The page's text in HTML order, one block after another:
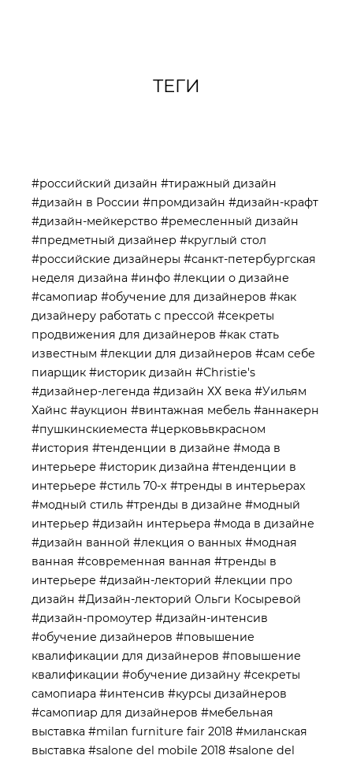
ТЕГИ
#российский дизайн #тиражный дизайн
#дизайн в России #промдизайн #дизайн-крафт
#дизайн-мейкерство #ремесленный дизайн
#предметный дизайнер #круглый стол
#российские дизайнеры #санкт-петербургская
неделя дизайна #инфо #лекции о дизайне
#самопиар #обучение для дизайнеров #как
дизайнеру работать с прессой #секреты
продвижения для дизайнеров #как стать
известным #лекции для дизайнеров #сам себе
пиарщик #историк дизайн #Christie's
#дизайнер-легенда #дизайн ХХ века #Уильям
Хайнс #аукцион #винтажная мебель #аннакерн
#пушкинскиеместа #церковьвкрасном
#история #тенденции в дизайне #мода в
интерьере #историк дизайна #тенденции в
интерьере #стиль 70-х #тренды в интерьерах
#модный стиль #тренды в дизайне #модный
интерьер #дизайн интерьера #мода в дизайне
#дизайн ванной #лекция о ванных #модная
ванная #современная ванная #тренды в
интерьере #дизайн-лекторий #лекции про
дизайн #Дизайн-лекторий Ольги Косыревой
#дизайн-промоутер #дизайн-интенсив
#обучение дизайнеров #повышение
квалификации для дизайнеров #повышение
квалификации #обучение дизайну #секреты
самопиара #интенсив #курсы дизайнеров
#самопиар для дизайнеров #мебельная
выставка #milan furniture fair 2018 #миланская
выставка #salone del mobile 2018 #salone del